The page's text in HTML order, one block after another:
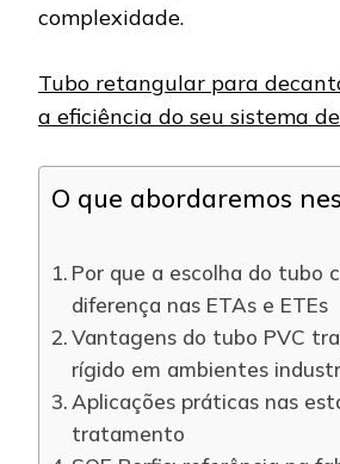
complexidade.
Tubo retangular para
a eficiência do seu sistema
O que abordaremos
Por que a escolha do tubo
diferença nas ETAs e ETEs
Vantagens do tubo PVC
rígido em ambientes
Aplicações práticas nas
tratamento